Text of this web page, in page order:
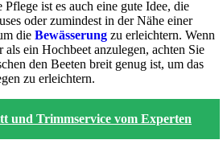
ist es auch eine gute Idee, die
oder zumindest in der Nähe einer
die Bewässerung zu erleichtern. Wenn
als ein Hochbeet anzulegen, achten Sie
den Beeten breit genug ist, um das
zu erleichtern.
und Trimmservice vom Experten